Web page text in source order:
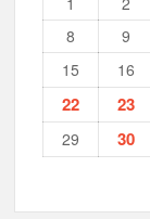
8
9
15
16
22
23
29 30